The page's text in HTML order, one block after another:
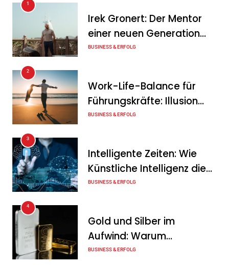
zum wichtigsten Baustein
der Energiewende werden
Ohne Daten keine
Verteidigungsfähigkeit:
Deutsche
Rüstungsindustrie investiert
Fundament
6. August 2026
1
Irek Gronert: Der Mentor
einer neuen Generation
von Unternehmern
BUSINESS & ERFOLG
2
Work-Life-Balance für
Führungskräfte: Illusion
oder echte Chance?
BUSINESS & ERFOLG
3
Intelligente Zeiten: Wie
Künstliche Intelligenz die
Geschäftswelt verändert
BUSINESS & ERFOLG
4
Gold und Silber im
Aufwind: Warum
Edelmetalle als sicherer
BUSINESS & ERFOLG